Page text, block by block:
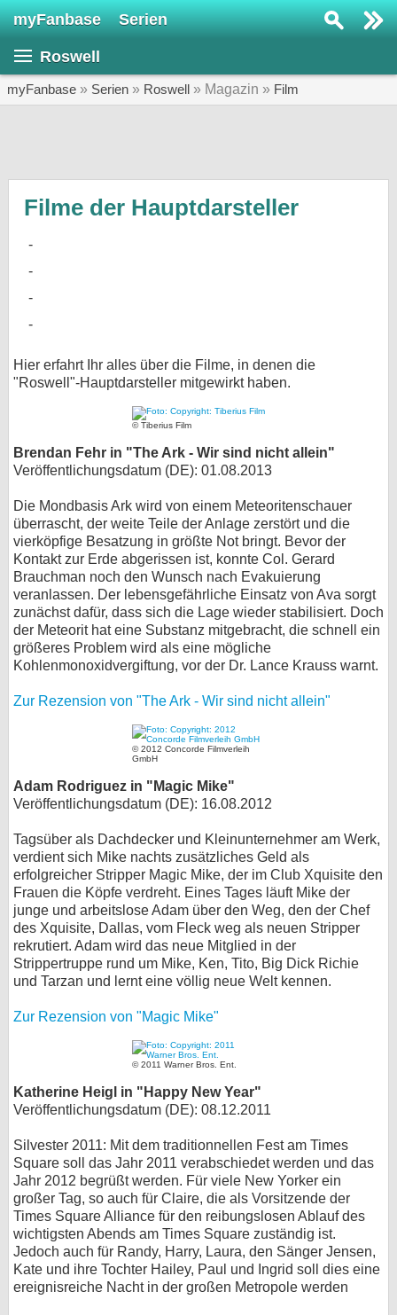
myFanbase Serien
Roswell
myFanbase » Serien » Roswell » Magazin » Film
Filme der Hauptdarsteller
Hier erfahrt Ihr alles über die Filme, in denen die
"Roswell"-Hauptdarsteller mitgewirkt haben.
© Tiberius Film
Brendan Fehr in "The Ark - Wir sind nicht allein"
Veröffentlichungsdatum (DE): 01.08.2013
Die Mondbasis Ark wird von einem Meteoritenschauer
überrascht, der weite Teile der Anlage zerstört und die
vierköpfige Besatzung in größte Not bringt. Bevor der
Kontakt zur Erde abgerissen ist, konnte Col. Gerard
Brauchman noch den Wunsch nach Evakuierung
veranlassen. Der lebensgefährliche Einsatz von Ava sorgt
zunächst dafür, dass sich die Lage wieder stabilisiert. Doch
der Meteorit hat eine Substanz mitgebracht, die schnell ein
größeres Problem wird als eine mögliche
Kohlenmonoxidvergiftung, vor der Dr. Lance Krauss warnt.
Zur Rezension von "The Ark - Wir sind nicht allein"
© 2012 Concorde Filmverleih
GmbH
Adam Rodriguez in "Magic Mike"
Veröffentlichungsdatum (DE): 16.08.2012
Tagsüber als Dachdecker und Kleinunternehmer am Werk,
verdient sich Mike nachts zusätzliches Geld als
erfolgreicher Stripper Magic Mike, der im Club Xquisite den
Frauen die Köpfe verdreht. Eines Tages läuft Mike der
junge und arbeitslose Adam über den Weg, den der Chef
des Xquisite, Dallas, vom Fleck weg als neuen Stripper
rekrutiert. Adam wird das neue Mitglied in der
Strippertruppe rund um Mike, Ken, Tito, Big Dick Richie
und Tarzan und lernt eine völlig neue Welt kennen.
Zur Rezension von "Magic Mike"
© 2011 Warner Bros. Ent.
Katherine Heigl in "Happy New Year"
Veröffentlichungsdatum (DE): 08.12.2011
Silvester 2011: Mit dem traditionnellen Fest am Times
Square soll das Jahr 2011 verabschiedet werden und das
Jahr 2012 begrüßt werden. Für viele New Yorker ein
großer Tag, so auch für Claire, die als Vorsitzende der
Times Square Alliance für den reibungslosen Ablauf des
wichtigsten Abends am Times Square zuständig ist.
Jedoch auch für Randy, Harry, Laura, den Sänger Jensen,
Kate und ihre Tochter Hailey, Paul und Ingrid soll dies eine
ereignisreiche Nacht in der großen Metropole werden
SERIEN
Forum
bei X
bei Facebook
Kontakt
Nutzungsbedingungen
Datenschutz
Cookie-Einstellungen
Impressum
Desktop-Ansicht